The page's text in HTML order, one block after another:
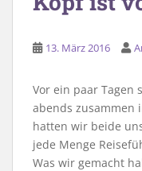
13. März 2016
Vor ein paar Tagen
abends zusammen
hatten wir beide
jede Menge
Was wir gemacht